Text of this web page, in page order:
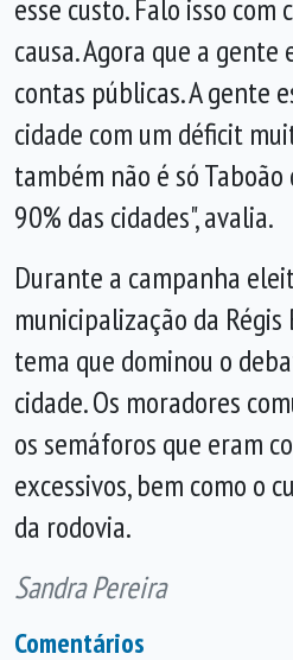
esse custo. Falo isso
causa. Agora que a gente
contas públicas. A gente
cidade com um déficit
também não é só Taboão
90% das cidades", avalia.
Durante a campanha
municipalização da
tema que dominou o
cidade. Os moradores
os semáforos que eram
excessivos, bem como o
da rodovia.
Sandra Pereira
Comentários